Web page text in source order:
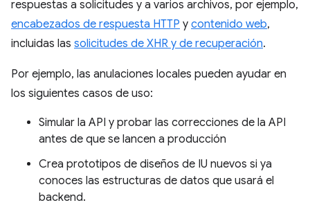
respuestas a solicitudes y a varios archivos, por ejemplo,
encabezados de respuesta HTTP y contenido web,
incluidas las solicitudes de XHR y de recuperación.
Por ejemplo, las anulaciones locales pueden ayudar en
los siguientes casos de uso:
Simular la API y probar las correcciones de la API
antes de que se lancen a producción
Crea prototipos de diseños de IU nuevos si ya
conoces las estructuras de datos que usará el
backend.